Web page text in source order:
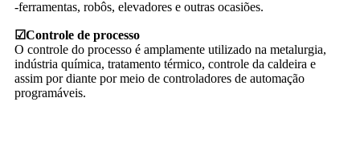
-ferramentas, robôs, elevadores e outras ocasiões.
☑Controle de processo
O controle do processo é amplamente utilizado na metalurgia,
indústria química, tratamento térmico, controle da caldeira e
assim por diante por meio de controladores de automação
programáveis.